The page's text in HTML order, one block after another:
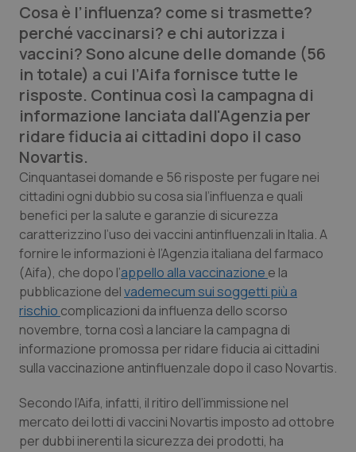
Lettere al direttore
Edizioni Regionali
QS Pro
Professionisti Sanitari.AI
Abruzzo
Basilicata
Calabria
Campania
Emilia-Romagna
Friuli Venezia Giulia
Lazio
QS Pro Gold
Artrite & artrosi
Asma & BPCO
Car-T
Colesterolo & coronaropatie
Dermatite Atopica
Diabete & glucometri
QS Club Newsletter
Cosa è l’influenza? come si trasmette?
perché vaccinarsi? e chi autorizza i
vaccini? Sono alcune delle domande (56
in totale) a cui l’Aifa fornisce tutte le
risposte. Continua così la campagna di
informazione lanciata dall'Agenzia per
ridare fiducia ai cittadini dopo il caso
Novartis.
Cinquantasei domande e 56 risposte per fugare nei
cittadini ogni dubbio su cosa sia l’influenza e quali
benefici per la salute e garanzie di sicurezza
caratterizzino l’uso dei vaccini antinfluenzali in Italia. A
fornire le informazioni è l’Agenzia italiana del farmaco
(Aifa), che dopo l’appello alla vaccinazione e la
pubblicazione delvademecum sui soggetti più a
rischio complicazioni da influenza dello scorso
novembre, torna così a lanciare la campagna di
informazione promossa per ridare fiducia ai cittadini
sulla vaccinazione antinfluenzale dopo il caso Novartis.
Secondo l’Aifa, infatti, il ritiro dell’immissione nel
mercato dei lotti di vaccini Novartis imposto ad ottobre
per dubbi inerenti la sicurezza dei prodotti, ha